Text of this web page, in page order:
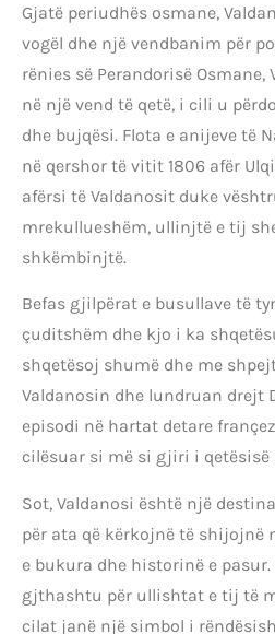
Gjatë periudhës osmane,
vogël dhe një vendbanim për
rënies së Perandorisë
në një vend të qetë, i cili u
dhe bujqësi. Flota e anijeve të
në qershor të vitit 1806 afër
afërsi të Valdanosit duke
mrekullueshëm, ullinjtë e tij
shkëmbinjtë.
Befas gjilpërat e busullave të
çuditshëm dhe kjo i ka
shqetësoj shumë dhe me
Valdanosin dhe lundruan drejt
episodi në hartat detare
cilësuar si më si gjiri i
Sot, Valdanosi është një
për ata që kërkojnë të shijojnë
e bukura dhe historinë e
gjthashtu për ullishtat e tij të
cilat janë një simbol i